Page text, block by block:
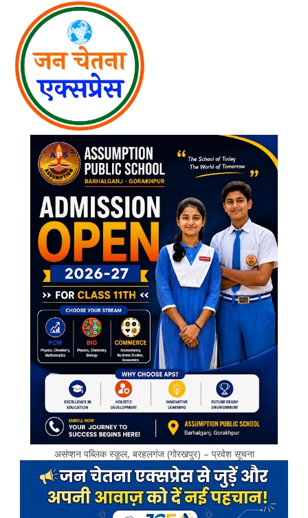
असंप्शन पब्लिक स्कूल, बरहलगंज (गोरखपुर) – प्रवेश सूचना